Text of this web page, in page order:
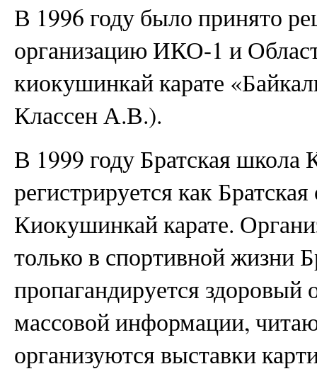
В 1996 году было принято
организацию ИКО-1 и
киокушинкай карате
Классен А.В.).
В 1999 году Братская школа
регистрируется как
Киокушинкай карате.
только в спортивной жизни
пропагандируется здоровый
массовой информации,
организуются выставки